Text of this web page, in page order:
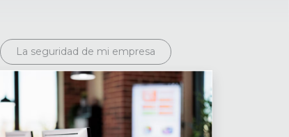
La seguridad de mi empresa